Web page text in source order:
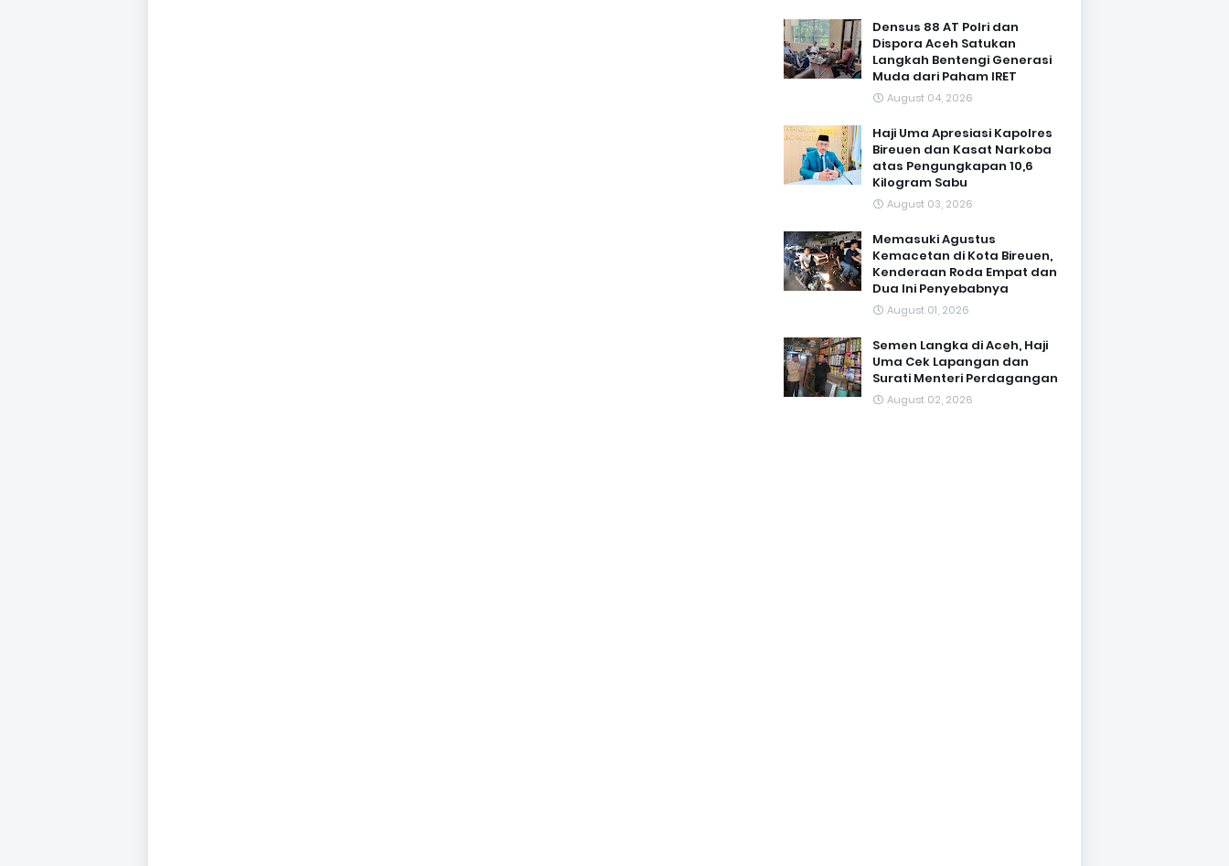
Densus 88 AT Polri dan
Dispora Aceh Satukan
Langkah Bentengi Generasi
Muda dari Paham IRET
August 04, 2026
Haji Uma Apresiasi Kapolres
Bireuen dan Kasat Narkoba
atas Pengungkapan 10,6
Kilogram Sabu
August 03, 2026
Memasuki Agustus
Kemacetan di Kota Bireuen,
Kenderaan Roda Empat dan
Dua Ini Penyebabnya
August 01, 2026
Semen Langka di Aceh, Haji
Uma Cek Lapangan dan
Surati Menteri Perdagangan
August 02, 2026